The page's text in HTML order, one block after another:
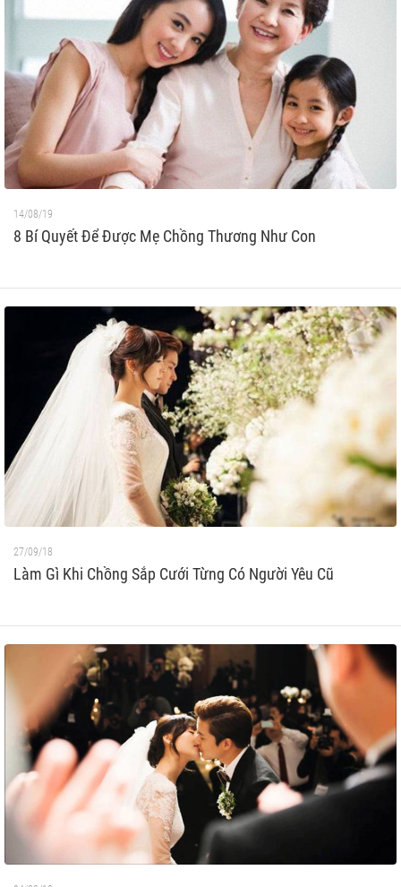
14/08/19
8 Bí Quyết Để Được Mẹ Chồng Thương Như Con
27/09/18
Làm Gì Khi Chồng Sắp Cưới Từng Có Người Yêu Cũ